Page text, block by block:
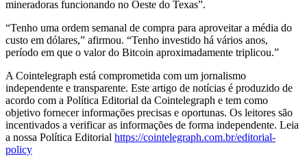
mineradoras funcionando no Oeste do Texas”.
“Tenho uma ordem semanal de compra para aproveitar a média do
custo em dólares,” afirmou. “Tenho investido há vários anos,
período em que o valor do Bitcoin aproximadamente triplicou.”
A Cointelegraph está comprometida com um jornalismo
independente e transparente. Este artigo de notícias é produzido de
acordo com a Política Editorial da Cointelegraph e tem como
objetivo fornecer informações precisas e oportunas. Os leitores são
incentivados a verificar as informações de forma independente. Leia
a nossa Política Editorial https://cointelegraph.com.br/editorial-
policy